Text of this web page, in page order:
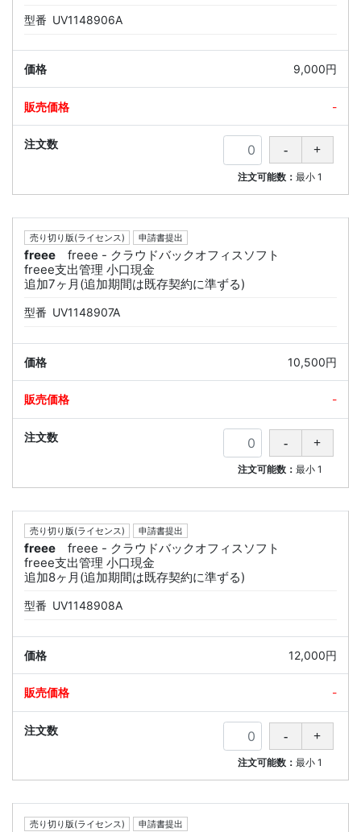
型番 UV1148906A
9,000円
-
注文可能数：最小 1
売り切り版(ライセンス) 申請書提出
freee
freee - クラウドバックオフィスソフト
freee支出管理 小口現金
追加7ヶ月(追加期間は既存契約に準ずる)
型番 UV1148907A
10,500円
-
注文可能数：最小 1
売り切り版(ライセンス) 申請書提出
freee
freee - クラウドバックオフィスソフト
freee支出管理 小口現金
追加8ヶ月(追加期間は既存契約に準ずる)
型番 UV1148908A
12,000円
-
注文可能数：最小 1
売り切り版(ライセンス) 申請書提出